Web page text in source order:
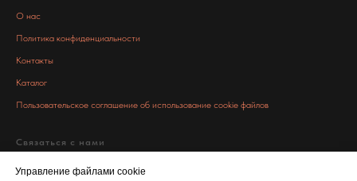
Управление файлами cookie
О нас
Политика конфиденциальности
Контакты
Каталог
Пользовательское соглашение об использование cookie файлов
Связаться с нами
info@garant-metall.ru